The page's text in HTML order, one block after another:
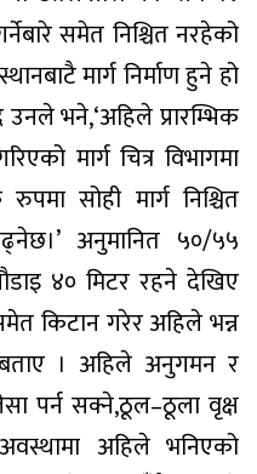
समेत निश्चित नरहेको
मार्ग निर्माण हुने हो
भने,‘अहिले प्रारम्भिक
मार्ग चित्र विभागमा
सोही मार्ग निश्चित
अनुमानित ५०/५५
४० मिटर रहने देखिए
किटान गरेर अहिले भन्न
। अहिले अनुगमन र
पर्न सक्ने,ठूल–ठूला वृक्ष
अहिले भनिएको